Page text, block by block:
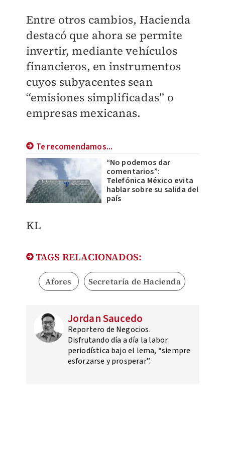
Entre otros cambios, Hacienda
destacó que ahora se permite
invertir, mediante vehículos
financieros, en instrumentos
cuyos subyacentes sean
“emisiones simplificadas” o
empresas mexicanas.
Te recomendamos...
“No podemos dar
comentarios”:
Telefónica México evita
hablar sobre su salida del
país
KL
TAGS RELACIONADOS:
Afores Secretaría de Hacienda
Jordan Saucedo
Reportero de Negocios.
Disfrutando día a día la labor
periodística bajo el lema, “siempre
esforzarse y prosperar”.